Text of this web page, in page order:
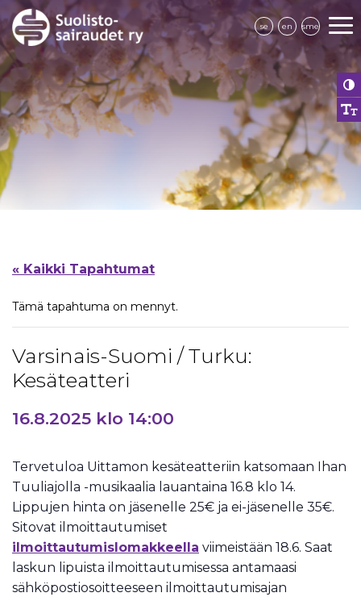
se en sme
« Kaikki Tapahtumat
Tämä tapahtuma on mennyt.
Varsinais-Suomi / Turku:
Kesäteatteri
16.8.2025 klo 14:00
Tervetuloa Uittamon kesäteatteriin katsomaan Ihan
Tuuliajolla -musikaalia lauantaina 16.8 klo 14.
Lippujen hinta on jäsenelle 25€ ja ei-jäsenelle 35€.
Sitovat ilmoittautumiset
ilmoittautumislomakkeella viimeistään 18.6. Saat
laskun lipuista ilmoittautumisessa antamaasi
sähköpostiosoitteeseen ilmoittautumisajan